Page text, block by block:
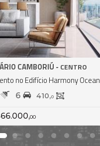
#1.256
Front